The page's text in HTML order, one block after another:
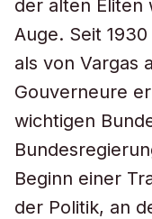
der alten Eliten
Auge. Seit
als von Vargas
Gouverneure
wichtigen
Beginn einer
der Politik, an